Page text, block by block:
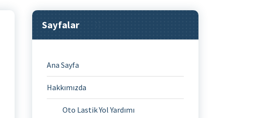
Sayfalar
Ana Sayfa
Hakkımızda
Oto Lastik Yol Yardımı